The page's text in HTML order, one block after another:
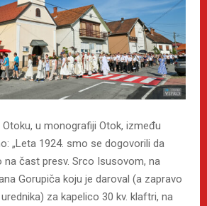
Otoku, u monografiji Otok, između
„Leta 1924. smo se dogovorili da
na čast presv. Srco Isusovom, na
Gorupiča koju je daroval (a zapravo
za kapelico 30 kv. klaftri, na